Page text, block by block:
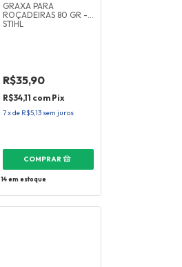
GRAXA PARA
ROÇADEIRAS 80 GR -
STIHL
R$35,90
R$34,11 com Pix
7xde R$5,13 sem juros
14em estoque